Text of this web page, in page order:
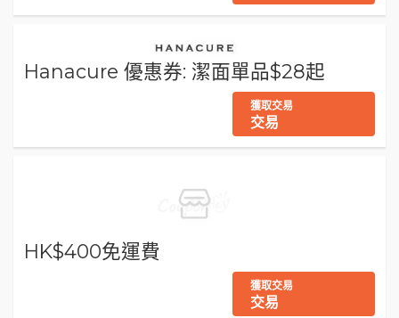
Hanacure 優惠券: 潔面單品$28起
獲取交易
交易
HK$400免運費
獲取交易
交易